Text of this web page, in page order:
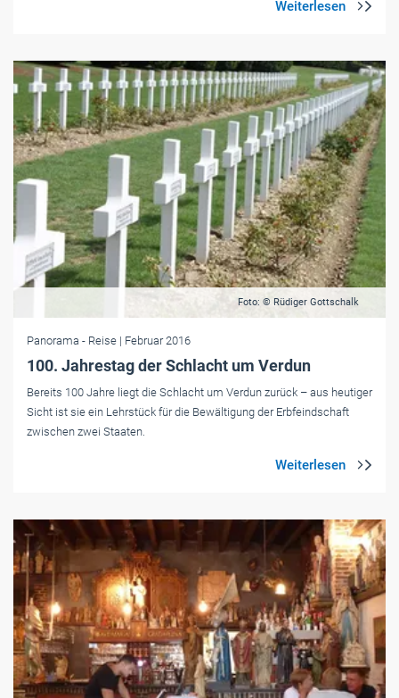
Foto: © Rüdiger Gottschalk
Panorama - Reise | Februar 2016
100. Jahrestag der Schlacht um Verdun
Bereits 100 Jahre liegt die Schlacht um ­Verdun zurück – aus heutiger
Sicht ist sie ein Lehrstück für die Bewältigung der Erbfeindschaft
zwischen zwei Staaten.